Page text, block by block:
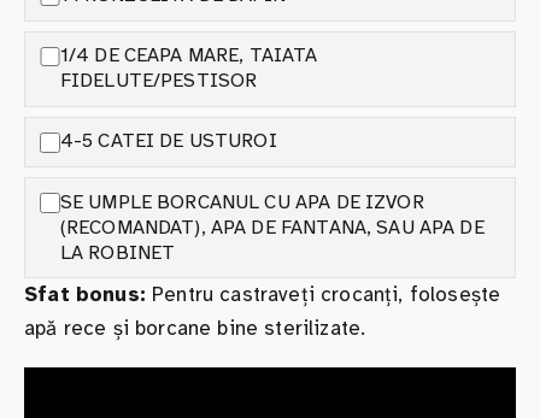
1/4 DE CEAPA MARE, TAIATA
FIDELUTE/PESTISOR
4-5 CATEI DE USTUROI
SE UMPLE BORCANUL CU APA DE IZVOR
(RECOMANDAT), APA DE FANTANA, SAU APA DE
LA ROBINET
Sfat bonus: Pentru castraveți crocanți, folosește
apă rece și borcane bine sterilizate.